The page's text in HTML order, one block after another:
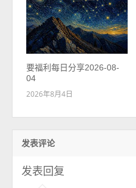
要福利每日分享2026-08-
04
2026年8月4日
发表评论
发表回复